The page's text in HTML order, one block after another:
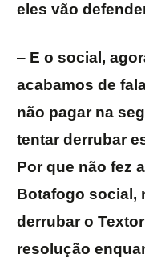
eles vão
– E o social,
acabamos de
não pagar na
tentar derrubar
Por que não fez
Botafogo social,
derrubar o
resolução